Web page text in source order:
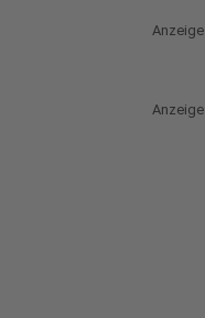
Anzeige
Anzeige